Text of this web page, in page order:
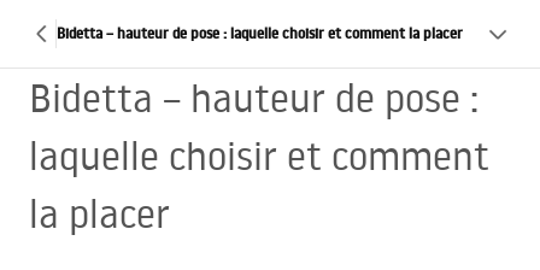
Bidetta – hauteur de pose : laquelle choisir et comment la placer
Bidetta – hauteur de pose :
laquelle choisir et comment
la placer